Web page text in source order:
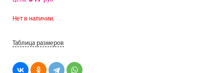
Нет в наличии.
Таблица размеров